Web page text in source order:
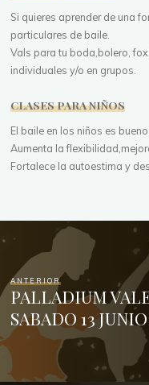
Si quieres aprender de una
particulares de baile.
Vals para tu boda,bolero,
individuales y/o en grupos.
CLASES PARA NIÑOS
El baile en los niños es
Aumenta la
Fortalece la autoestima y
ANTERIOR
PALLADIUM
SABADO 13